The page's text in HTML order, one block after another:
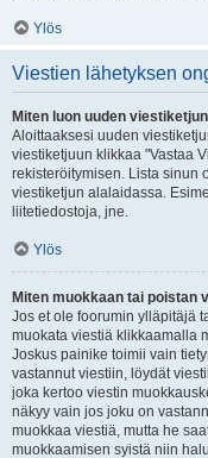
Ylös
Viestien lähetyksen
Miten luon uuden
Aloittaaksesi uuden
viestiketjuun klikkaa "Vastaa
rekisteröitymisen. Lista sinun
viestiketjun alalaidassa.
liitetiedostoja, jne.
Ylös
Miten muokkaan tai poistan
Jos et ole foorumin ylläpitäjä
muokata viestiä klikkaamalla
Joskus painike toimii vain
vastannut viestiin, löydät
joka kertoo viestin
näkyy vain jos joku on
muokkaa viestiä, mutta he
muokkaamisen syistä niin